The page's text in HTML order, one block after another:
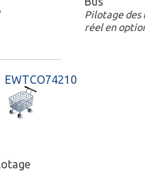
Pilotage
réel en
EWTCO74210